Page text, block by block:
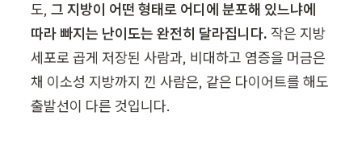
도, 그 지방이 어떤 형태로 어디에 분포해 있느냐에
따라 빠지는 난이도는 완전히 달라집니다. 작은 지방
세포로 곱게 저장된 사람과, 비대하고 염증을 머금은
채 이소성 지방까지 낀 사람은, 같은 다이어트를 해도
출발선이 다른 것입니다.